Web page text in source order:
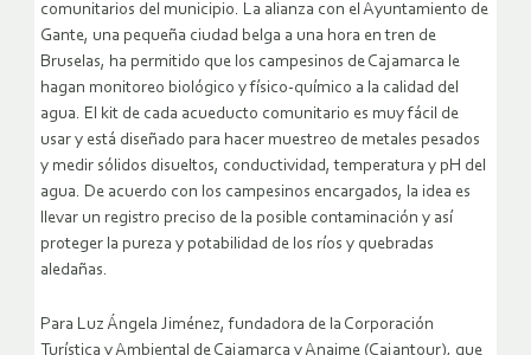
comunitarios del municipio. La alianza con el Ayuntamiento de
Gante, una pequeña ciudad belga a una hora en tren de
Bruselas, ha permitido que los campesinos de Cajamarca le
hagan monitoreo biológico y físico-químico a la calidad del
agua. El kit de cada acueducto comunitario es muy fácil de
usar y está diseñado para hacer muestreo de metales pesados
y medir sólidos disueltos, conductividad, temperatura y pH del
agua. De acuerdo con los campesinos encargados, la idea es
llevar un registro preciso de la posible contaminación y así
proteger la pureza y potabilidad de los ríos y quebradas
aledañas.
Para Luz Ángela Jiménez, fundadora de la Corporación
Turística y Ambiental de Cajamarca y Anaime (Cajantour), que